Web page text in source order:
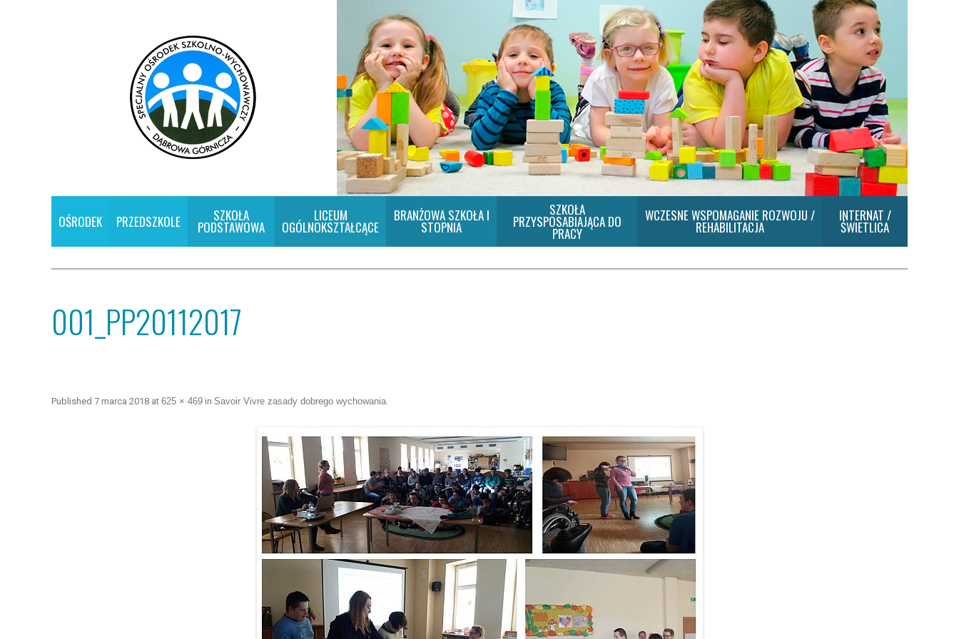
OŚRODEK PRZEDSZKOLE SZKOŁA
PODSTAWOWA
LICEUM
OGÓLNOKSZTAŁCĄCE
BRANŻOWA SZKOŁA I
STOPNIA
SZKOŁA
PRZYSPOSABIAJĄCA DO
PRACY
WCZESNE WSPOMAGANIE ROZWOJU /
REHABILITACJA
INTERNAT /
ŚWIETLICA
001_PP20112017
Published 7 marca 2018 at 625 × 469 in Savoir Vivre zasady dobrego wychowania.